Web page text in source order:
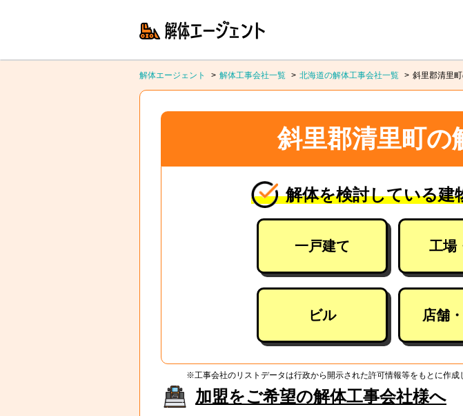
解体エージェント 解体工事会社一覧 北海道の解体工事会社一覧 斜里郡清里
斜里郡清里町の
解体を検討している建
一戸建て 工場
ビル 店舗
※工事会社のリストデータは行政から開示された許可情報等をもとに作
加盟をご希望の解体工事会社様へ